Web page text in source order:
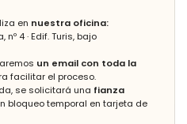
por Google):
haya disfrutado de su
las estufas.
en nuestra oficina:
4 · Edif. Turis, bajo
un email con toda la
facilitar el proceso.
se solicitará una fianza
bloqueo temporal en tarjeta de